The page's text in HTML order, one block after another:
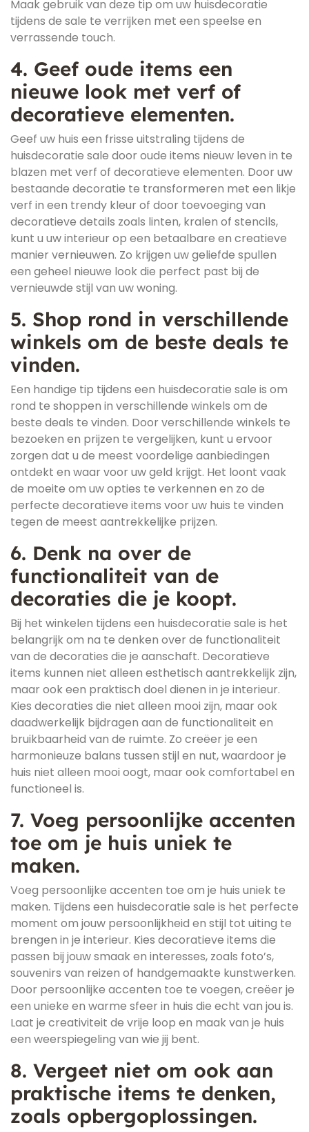
Maak gebruik van deze tip om uw huisdecoratie
tijdens de sale te verrijken met een speelse en
verrassende touch.
4. Geef oude items een
nieuwe look met verf of
decoratieve elementen.
Geef uw huis een frisse uitstraling tijdens de
huisdecoratie sale door oude items nieuw leven in te
blazen met verf of decoratieve elementen. Door uw
bestaande decoratie te transformeren met een likje
verf in een trendy kleur of door toevoeging van
decoratieve details zoals linten, kralen of stencils,
kunt u uw interieur op een betaalbare en creatieve
manier vernieuwen. Zo krijgen uw geliefde spullen
een geheel nieuwe look die perfect past bij de
vernieuwde stijl van uw woning.
5. Shop rond in verschillende
winkels om de beste deals te
vinden.
Een handige tip tijdens een huisdecoratie sale is om
rond te shoppen in verschillende winkels om de
beste deals te vinden. Door verschillende winkels te
bezoeken en prijzen te vergelijken, kunt u ervoor
zorgen dat u de meest voordelige aanbiedingen
ontdekt en waar voor uw geld krijgt. Het loont vaak
de moeite om uw opties te verkennen en zo de
perfecte decoratieve items voor uw huis te vinden
tegen de meest aantrekkelijke prijzen.
6. Denk na over de
functionaliteit van de
decoraties die je koopt.
Bij het winkelen tijdens een huisdecoratie sale is het
belangrijk om na te denken over de functionaliteit
van de decoraties die je aanschaft. Decoratieve
items kunnen niet alleen esthetisch aantrekkelijk zijn,
maar ook een praktisch doel dienen in je interieur.
Kies decoraties die niet alleen mooi zijn, maar ook
daadwerkelijk bijdragen aan de functionaliteit en
bruikbaarheid van de ruimte. Zo creëer je een
harmonieuze balans tussen stijl en nut, waardoor je
huis niet alleen mooi oogt, maar ook comfortabel en
functioneel is.
7. Voeg persoonlijke accenten
toe om je huis uniek te
maken.
Voeg persoonlijke accenten toe om je huis uniek te
maken. Tijdens een huisdecoratie sale is het perfecte
moment om jouw persoonlijkheid en stijl tot uiting te
brengen in je interieur. Kies decoratieve items die
passen bij jouw smaak en interesses, zoals foto’s,
souvenirs van reizen of handgemaakte kunstwerken.
Door persoonlijke accenten toe te voegen, creëer je
een unieke en warme sfeer in huis die echt van jou is.
Laat je creativiteit de vrije loop en maak van je huis
een weerspiegeling van wie jij bent.
8. Vergeet niet om ook aan
praktische items te denken,
zoals opbergoplossingen.